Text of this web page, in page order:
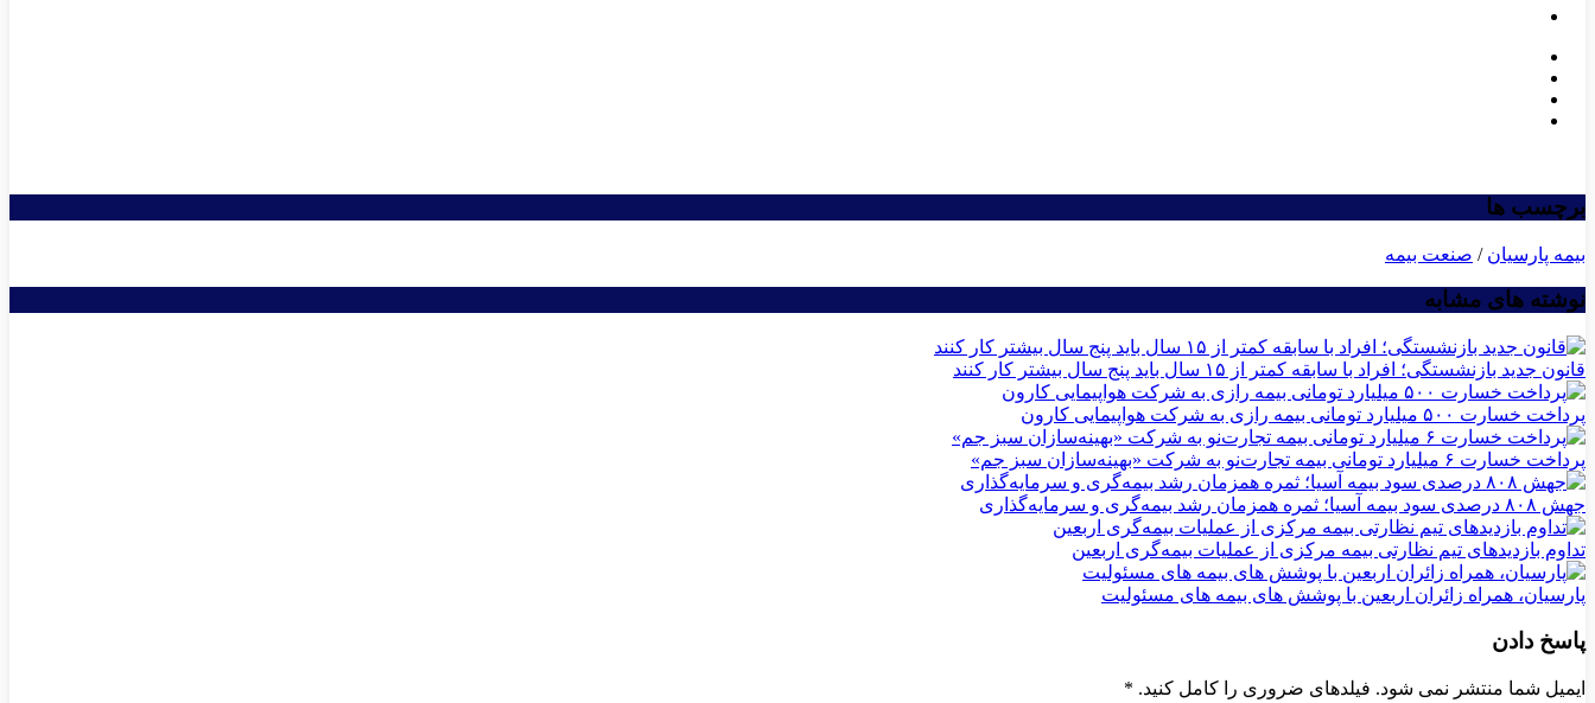
برچسب ها
بیمه پارسیان / صنعت بیمه
نوشته های مشابه
قانون جدید بازنشستگی؛ افراد با سابقه کمتر از ۱۵ سال باید پنج سال بیشتر کار کنند
پرداخت خسارت ۵۰۰ میلیارد تومانی بیمه رازی به شرکت هواپیمایی کارون
پرداخت خسارت ۶ میلیارد تومانی بیمه تجارت‌نو به شرکت «بهینه‌سازان سبز جم»
جهش ۸۰۸ درصدی سود بیمه آسیا؛ ثمره همزمان رشد بیمه‌گری و سرمایه‌گذاری
تداوم بازدیدهای تیم نظارتی بیمه مركزی از عملیات بیمه‌گری اربعین
پارسیان، همراه زائران اربعین با پوشش های بیمه های مسئولیت
پاسخ دادن
ایمیل شما منتشر نمی شود. فیلدهای ضروری را کامل کنید. *